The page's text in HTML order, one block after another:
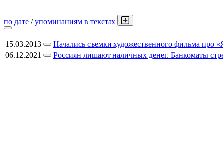
по дате /упоминаниям в текстах
15.03.2013
Начались съемки художественного фильма про
06.12.2021
Россиян лишают наличных денег. Банкоматы